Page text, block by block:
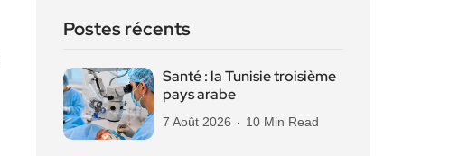
Postes récents
Santé : la Tunisie troisième
pays arabe
7 Août 2026 10 Min Read